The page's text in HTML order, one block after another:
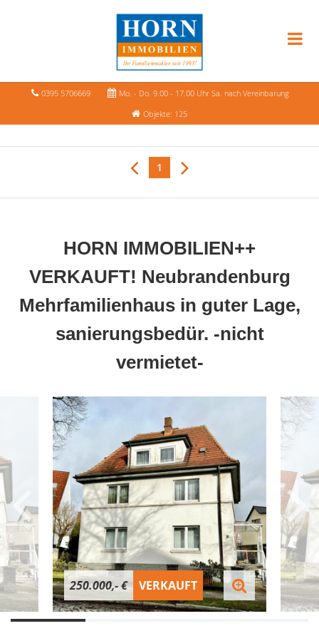
0395 5706669
Mo. - Do. 9.00 - 17.00 Uhr Sa. nach Vereinbarung
Objekte: 125
1
HORN IMMOBILIEN++
VERKAUFT! Neubrandenburg
Mehrfamilienhaus in guter Lage,
sanierungsbedür. -nicht
vermietet-
250.000,- € VERKAUFT